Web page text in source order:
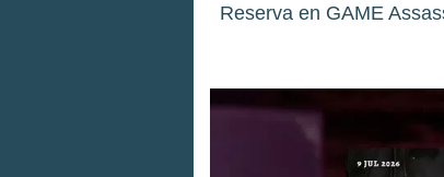
Reserva en GAME